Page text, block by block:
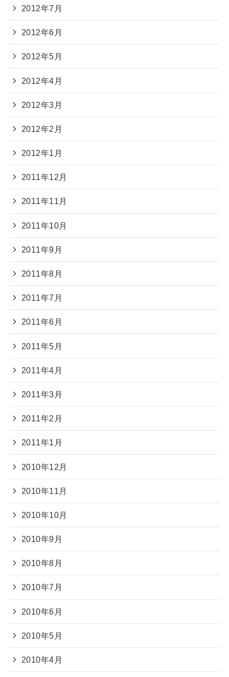
2012年7月
2012年6月
2012年5月
2012年4月
2012年3月
2012年2月
2012年1月
2011年12月
2011年11月
2011年10月
2011年9月
2011年8月
2011年7月
2011年6月
2011年5月
2011年4月
2011年3月
2011年2月
2011年1月
2010年12月
2010年11月
2010年10月
2010年9月
2010年8月
2010年7月
2010年6月
2010年5月
2010年4月